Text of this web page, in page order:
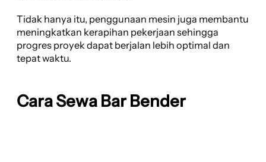
Tidak hanya itu, penggunaan mesin juga membantu
meningkatkan kerapihan pekerjaan sehingga
progres proyek dapat berjalan lebih optimal dan
tepat waktu.
Cara Sewa Bar Bender